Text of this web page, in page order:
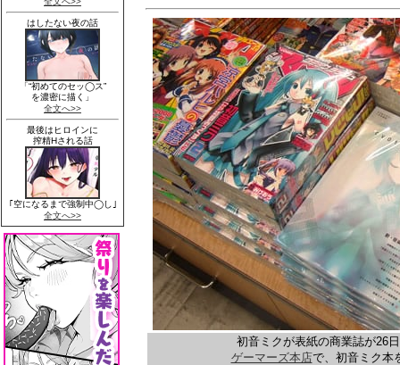
初音ミクが表紙の商業誌が26
ゲーマーズ本店で、初音ミク本